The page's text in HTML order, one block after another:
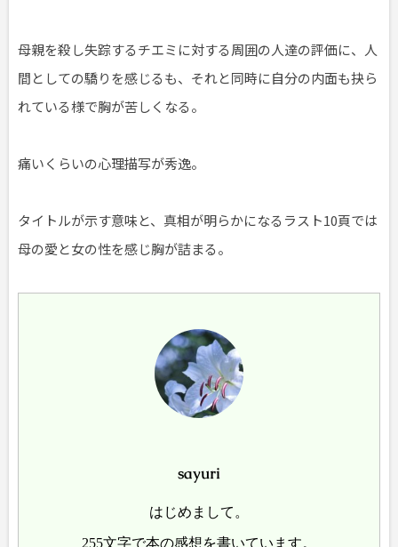
母親を殺し失踪するチエミに対する周囲の人達の評価に、人
間としての驕りを感じるも、それと同時に自分の内面も抉ら
れている様で胸が苦しくなる。
痛いくらいの心理描写が秀逸。
タイトルが示す意味と、真相が明らかになるラスト10頁では
母の愛と女の性を感じ胸が詰まる。
sayuri
はじめまして。
255文字で本の感想を書いています。